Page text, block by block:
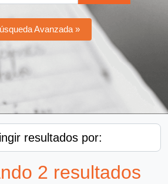
Avanzada »
resultados por:
2 resultados